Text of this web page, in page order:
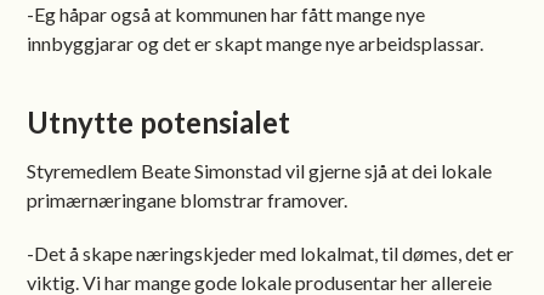
-Eg håpar også at kommunen har fått mange nye
innbyggjarar og det er skapt mange nye arbeidsplassar.
Utnytte potensialet
Styremedlem Beate Simonstad vil gjerne sjå at dei lokale
primærnæringane blomstrar framover.
-Det å skape næringskjeder med lokalmat, til dømes, det er
viktig. Vi har mange gode lokale produsentar her allereie